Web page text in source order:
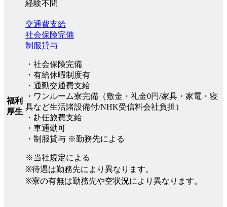
経験不問
福利
厚生
交通費支給
社会保険完備
制服貸与
・社会保険完備
・有給休暇制度有
・通勤交通費支給
・ワンルーム寮完備（敷金・礼金0円/家具・家電・寝
具など生活諸設備付/NHK受信料会社負担）
・赴任旅費支給
・車通勤可
・制服貸与 ※勤務先による
※当社規定による
※待遇は勤務先により異なります。
※寮の有無は勤務先や空状況により異なります。